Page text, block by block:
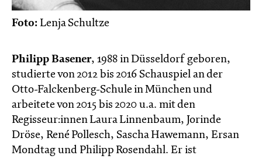
Foto: Lenja Schultze
Philipp Basener, 1988 in Düsseldorf geboren,
studierte von 2012 bis 2016 Schauspiel an der
Otto-Falckenberg-Schule in München und
arbeitete von 2015 bis 2020 u.a. mit den
Regisseur:innen Laura Linnenbaum, Jorinde
Dröse, René Pollesch, Sascha Hawemann, Ersan
Mondtag und Philipp Rosendahl. Er ist